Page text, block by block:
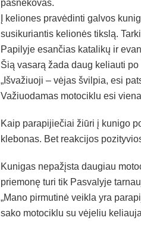
pašnekovas.
Į keliones pravėdinti galvos
susikuriantis kelionės tikslą.
Papilyje esančias katalikų ir
Šią vasarą žada daug keliauti
„Išvažiuoji – vėjas švilpia, esi
Važiuodamas motociklu esi
Kaip parapijiečiai žiūri į kunigo
klebonas. Bet reakcijos
Kunigas nepažįsta daugiau
priemonę turi tik Pasvalyje
„Mano pirmutinė veikla yra
sako motociklu su vėjeliu